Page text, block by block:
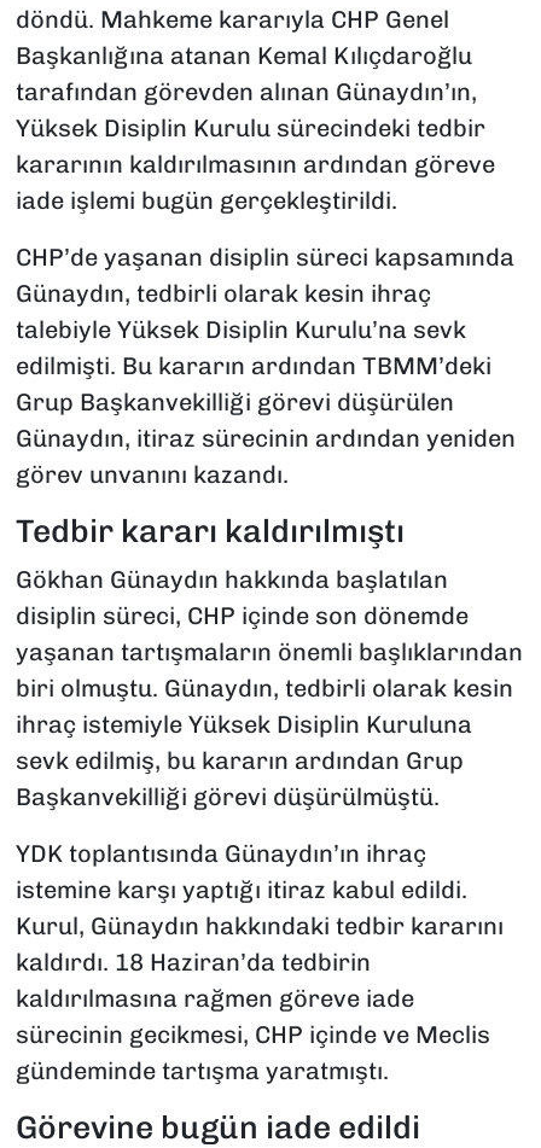
döndü. Mahkeme kararıyla CHP Genel
Başkanlığına atanan Kemal Kılıçdaroğlu
tarafından görevden alınan Günaydın’ın,
Yüksek Disiplin Kurulu sürecindeki tedbir
kararının kaldırılmasının ardından göreve
iade işlemi bugün gerçekleştirildi.
CHP’de yaşanan disiplin süreci kapsamında
Günaydın, tedbirli olarak kesin ihraç
talebiyle Yüksek Disiplin Kurulu’na sevk
edilmişti. Bu kararın ardından TBMM’deki
Grup Başkanvekilliği görevi düşürülen
Günaydın, itiraz sürecinin ardından yeniden
görev unvanını kazandı.
Tedbir kararı kaldırılmıştı
Gökhan Günaydın hakkında başlatılan
disiplin süreci, CHP içinde son dönemde
yaşanan tartışmaların önemli başlıklarından
biri olmuştu. Günaydın, tedbirli olarak kesin
ihraç istemiyle Yüksek Disiplin Kuruluna
sevk edilmiş, bu kararın ardından Grup
Başkanvekilliği görevi düşürülmüştü.
YDK toplantısında Günaydın’ın ihraç
istemine karşı yaptığı itiraz kabul edildi.
Kurul, Günaydın hakkındaki tedbir kararını
kaldırdı. 18 Haziran’da tedbirin
kaldırılmasına rağmen göreve iade
sürecinin gecikmesi, CHP içinde ve Meclis
gündeminde tartışma yaratmıştı.
Görevine bugün iade edildi